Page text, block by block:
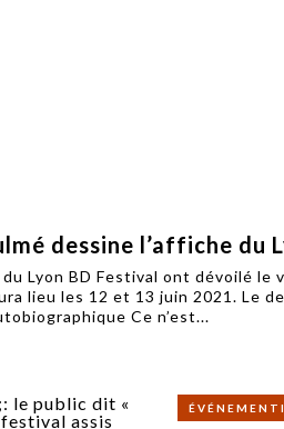
dessine l’affiche du
Lyon BD Festival ont dévoilé le
lieu les 12 et 13 juin 2021. Le
Ce n’est...